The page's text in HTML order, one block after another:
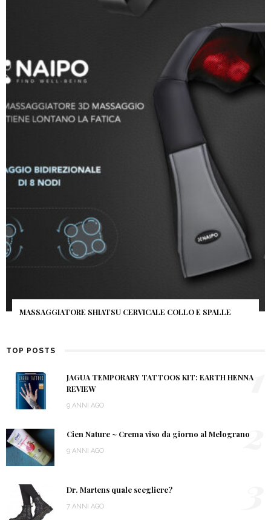
MASSAGGIATORE SHIATSU CERVICALE COLLO E SPALLE
TOP POSTS
JAGUA TEMPORARY TATTOOS KIT: EARTH HENNA
REVIEW
9 ANNI AGO
1
Cien Nature ~ Crema viso da giorno al Melograno
9 ANNI AGO 2
Dr. Martens quale scegliere?
7 ANNI AGO